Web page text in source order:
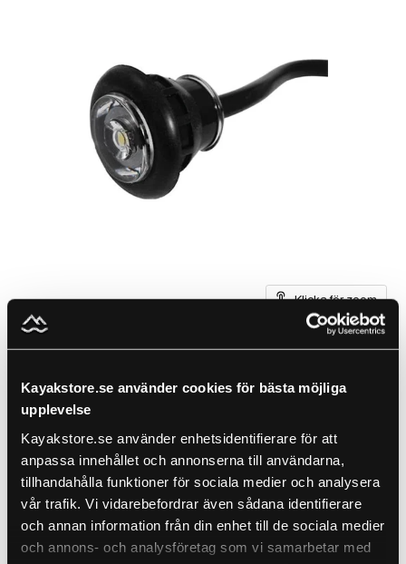
Kayakstore.se använder cookies för bästa möjliga
upplevelse
Kayakstore.se använder enhetsidentifierare för att
anpassa innehållet och annonserna till användarna,
tillhandahålla funktioner för sociala medier och analysera
vår trafik. Vi vidarebefordrar även sådana identifierare
och annan information från din enhet till de sociala medier
och annons- och analysföretag som vi samarbetar med
Klicka för zoom
Attwood Led 25mm vit
belysning
byATTWOOD
SKU ATT-6317-1